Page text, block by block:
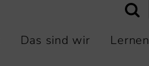
Das sind wir Lernen